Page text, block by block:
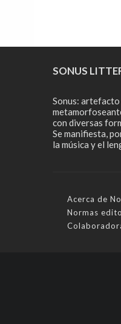
SONUS
Sonus:
con diversas
Se manifiesta,
la música y el
Acerca de
Normas